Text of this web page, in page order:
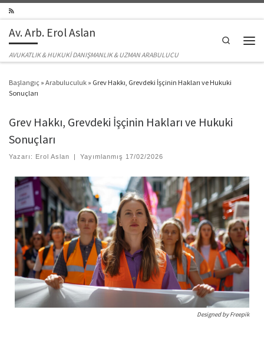
Av. Arb. Erol Aslan
AVUKATLIK & HUKUKİ DANIŞMANLIK & UZMAN ARABULUCU
Search
Başlangıç » Arabuluculuk » Grev Hakkı, Grevdeki İşçinin Hakları ve Hukuki
Sonuçları
Grev Hakkı, Grevdeki İşçinin Hakları ve Hukuki
Sonuçları
Yazarı: Erol Aslan | Yayımlanmış 17/02/2026
Designed by Freepik